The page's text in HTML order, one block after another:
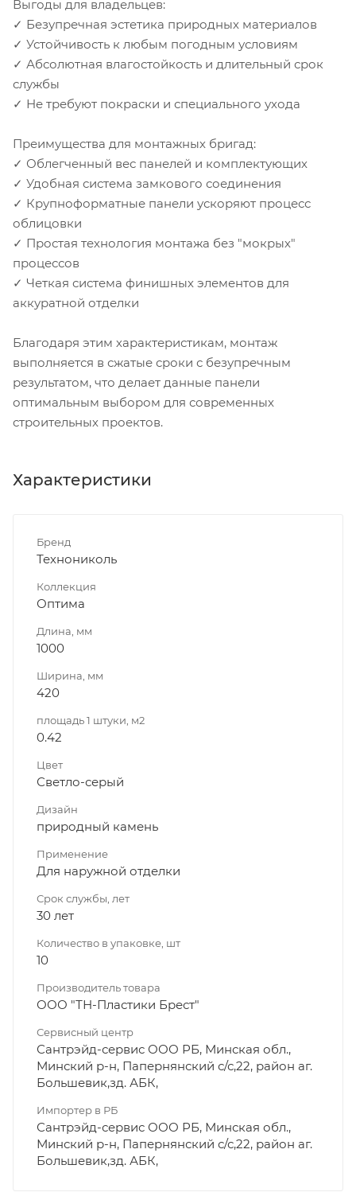
Выгоды для владельцев:
✓ Безупречная эстетика природных материалов
✓ Устойчивость к любым погодным условиям
✓ Абсолютная влагостойкость и длительный срок
службы
✓ Не требуют покраски и специального ухода
Преимущества для монтажных бригад:
✓ Облегченный вес панелей и комплектующих
✓ Удобная система замкового соединения
✓ Крупноформатные панели ускоряют процесс
облицовки
✓ Простая технология монтажа без "мокрых"
процессов
✓ Четкая система финишных элементов для
аккуратной отделки
Благодаря этим характеристикам, монтаж
выполняется в сжатые сроки с безупречным
результатом, что делает данные панели
оптимальным выбором для современных
строительных проектов.
Характеристики
Бренд
Технониколь
Коллекция
Оптима
Длина, мм
1000
Ширина, мм
420
площадь 1 штуки, м2
0.42
Цвет
Светло-серый
Дизайн
природный камень
Применение
Для наружной отделки
Срок службы, лет
30 лет
Количество в упаковке, шт
10
Производитель товара
ООО "ТН-Пластики Брест"
Сервисный центр
Сантрэйд-сервис ООО РБ, Минская обл.,
Минский р-н, Папернянский с/с,22, район аг.
Большевик,зд. АБК,
Импортер в РБ
Сантрэйд-сервис ООО РБ, Минская обл.,
Минский р-н, Папернянский с/с,22, район аг.
Большевик,зд. АБК,